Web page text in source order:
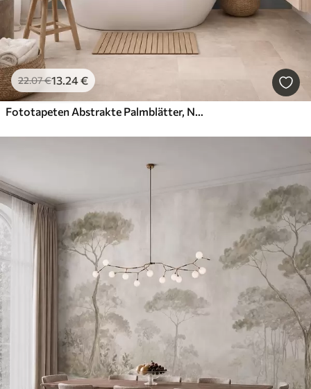
22.07€13.24€
Fototapeten Abstrakte Palmblätter, Nachbildung eines Gemäldes